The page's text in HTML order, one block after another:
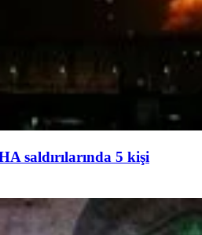
saldırılarında 5 kişi